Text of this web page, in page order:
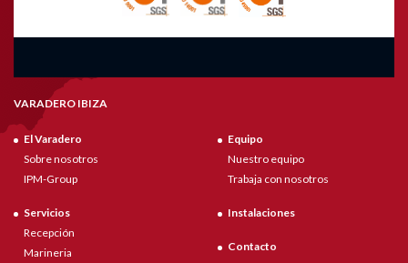
VARADERO IBIZA
El Varadero
Sobre nosotros
IPM-Group
Servicios
Recepción
Marineria
Equipo
Nuestro equipo
Trabaja con nosotros
Instalaciones
Contacto